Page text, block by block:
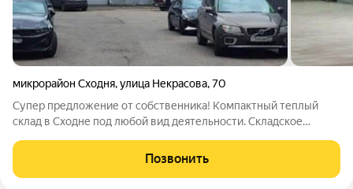
микрорайон Сходня,улица Некрасова,70
Супер предложение от собственника! Компактный теплый
склад в Сходне под любой вид деятельности. Складское
потенциальных арендаторов. Уникальная локация с большим
логистическим потенциалом как для
Позвонить